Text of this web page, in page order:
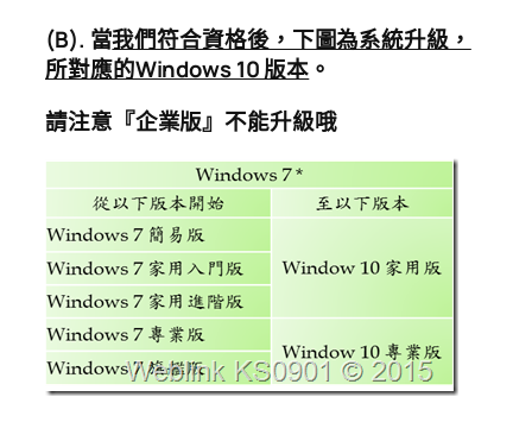
(B). 當我們符合資格後，下圖為系統升級，
所對應的Windows 10 版本 。
請注意『企業版』不能升級哦